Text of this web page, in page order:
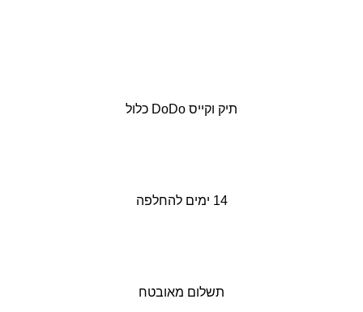
תיק וקייס DoDo כלול
14 ימים להחלפה
תשלום מאובטח